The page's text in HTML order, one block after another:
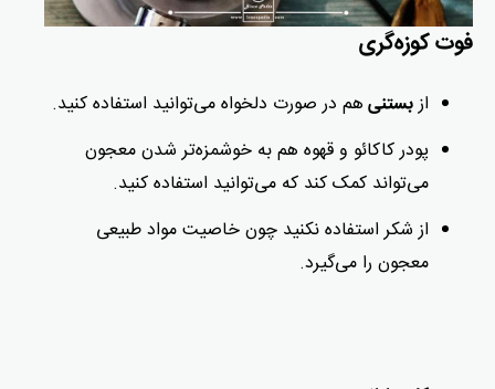
فوت کوزه‌گری
ازبستنی هم در صورت دلخواه می‌توانید استفاده کنید.
پودر کاکائو و قهوه هم به خوشمزه‌تر شدن معجون
می‌تواند کمک کند که می‌توانید استفاده کنید.
از شکر استفاده نکنید چون خاصیت مواد طبیعی
معجون را می‌گیرد.